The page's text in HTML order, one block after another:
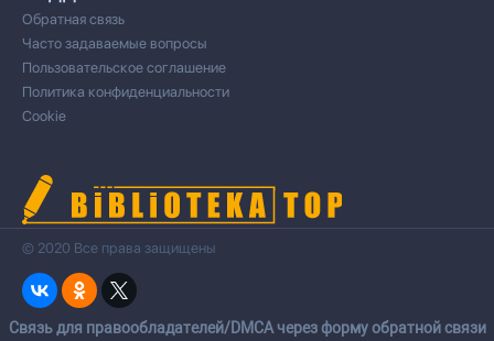
Обратная связь
Часто задаваемые вопросы
Пользовательское соглашение
Политика конфиденциальности
Cookie
© 2020 Все права защищены
Cвязь для правообладателей/DMCA через форму обратной связи